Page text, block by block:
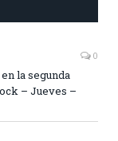
0
la segunda
– Jueves –